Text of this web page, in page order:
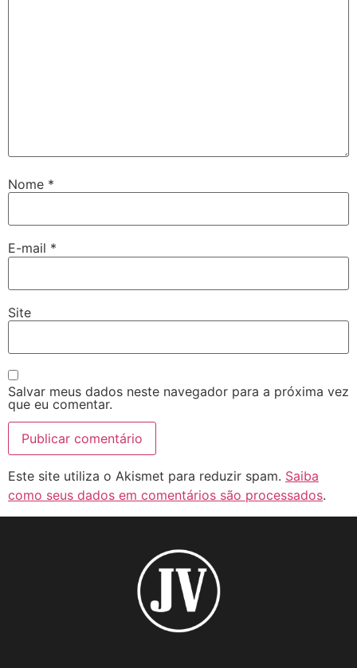
Nome *
E-mail *
Site
Salvar meus dados neste navegador para a próxima vez
que eu comentar.
Este site utiliza o Akismet para reduzir spam. Saiba
como seus dados em comentários são processados.